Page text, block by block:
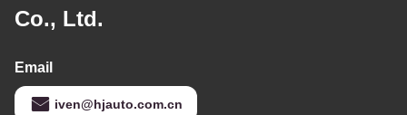
Co., Ltd.
Email
iven@hjauto.com.cn